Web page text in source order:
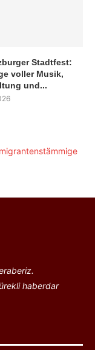
Stadtfest:
voller Musik,
und...
haberdar